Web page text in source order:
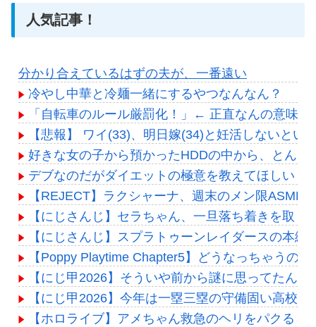
人気記事！
分かり合えているはずの夫が、一番遠い
冷やし中華と冷麺一緒にするやつなんなん？
「自転車のルール厳罰化！」← 正直なんの意味
【悲報】 ワイ(33)、明日嫁(34)と妊活しないとい
好きな女の子から預かったHDDの中から、とん
デブなのだがダイエットの極意を教えてほしい
【REJECT】ラクシャーナ、週末のメン限ASMR
【にじさんじ】セラちゃん、一旦落ち着きを取り
【にじさんじ】スプラトゥーンレイダースの本
【Poppy Playtime Chapter5】どうなっちゃうの
【にじ甲2026】そういや前から謎に思ってたん
【にじ甲2026】今年は一塁三塁の守備固い高校多
【ホロライブ】アメちゃん救急のヘリをパクる→